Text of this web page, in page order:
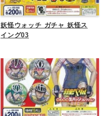
妖怪ウォッチ ガチャ 妖怪ス
イング03